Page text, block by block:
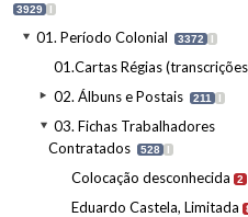
3929 I
01. Período Colonial 3372 I
01.Cartas Régias
02. Álbuns e Postais 211 I
03. Fichas Trabalhadores
Contratados
528 I
Colocação desconhecida 2
Eduardo Castela, Limitada